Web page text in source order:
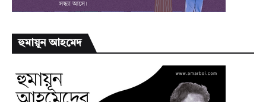
হুমায়ূন আহমেদ